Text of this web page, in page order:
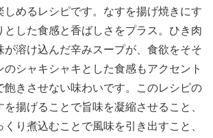
しめるレシピです。なすを揚げ焼きにす
とした食感と香ばしさをプラス。ひき肉
が溶け込んだ辛みスープが、食欲をそそ
のシャキシャキとした食感もアクセント
飽きさせない味わいです。このレシピの
揚げることで旨味を凝縮させること、
り煮込むことで風味を引き出すこと、